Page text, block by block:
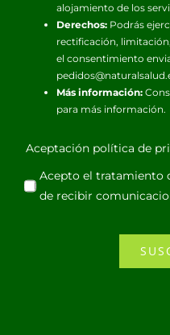
alojamiento de los
Derechos:Podrás
rectificación,
el consentimiento
Más información:
para más información.
Aceptación política de
Acepto el tratamiento
de recibir